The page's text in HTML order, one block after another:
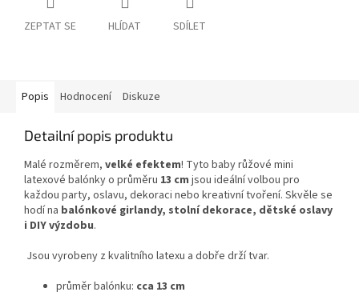
ZEPTAT SE HLÍDAT SDÍLET
Popis Hodnocení Diskuze
Detailní popis produktu
Malé rozměrem, velké efektem! Tyto baby růžové mini
latexové balónky o průměru 13 cm jsou ideální volbou pro
každou party, oslavu, dekoraci nebo kreativní tvoření. Skvěle se
hodí na balónkové girlandy, stolní dekorace, dětské oslavy
i DIY výzdobu.
Jsou vyrobeny z kvalitního latexu a dobře drží tvar.
průměr balónku: cca 13 cm